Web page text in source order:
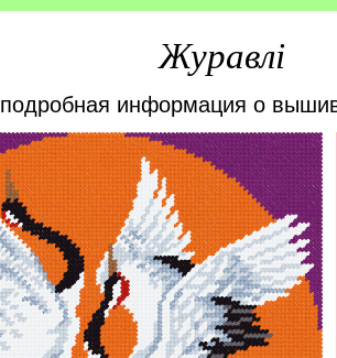
Журавлі
информация о